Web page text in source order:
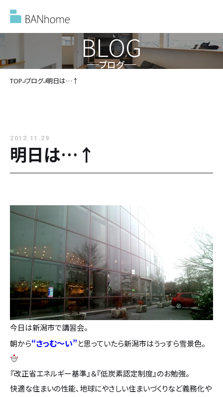
イベント情報
バンホームの家づくり
バンホームの家づくり
設計・デザイン
耐震・断熱
保証・アフターメンテナンス
家づくりの流れ
フルオーダー住宅
セミオーダー住宅
会社概要
スタッフ紹介
お客様の声
お知らせ
BLOG
ブログ
TOP ブログ 明日は…↑
2013.11.29
明日は…↑
今日は新潟市で講習会。
朝から“さっむ～い”と思っていたら新潟市はうっすら雪景色。
『改正省エネルギー基準』＆『低炭素認定制度』のお勉強。
快適な住まいの性能、地球にやさしい住まいづくりなど義務化や